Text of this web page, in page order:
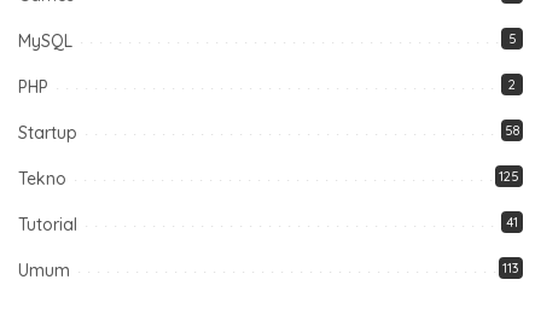
MySQL 5
PHP 2
Startup 58
Tekno 125
Tutorial 41
Umum 113